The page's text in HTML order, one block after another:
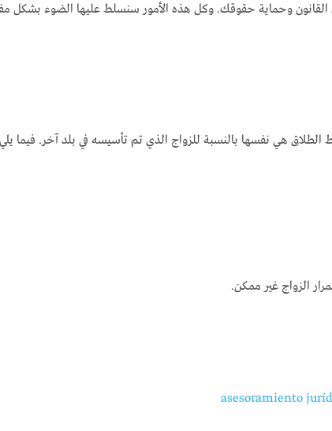
وحماية حقوقك. وكل هذه الأمور سنسلط عليها الضوء بشكل مفصل
الطلاق هي نفسها بالنسبة للزواج الذي تم تأسيسه في بلد آخر. فيما
الزواج غير ممكن.